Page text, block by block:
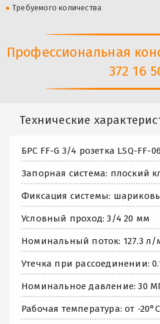
Требуемого количества
Профессиональная
372 16
Технические
БРС FF-G 3/4 розетка LSQ-FF-
Запорная система: плоский
Фиксация системы:
Условный проход: 3/4 20 мм
Номинальный поток: 127.3
Утечка при рассоединении:
Номинальное давление: 30
Рабочая температура: от -